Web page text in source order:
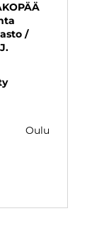
/
oulu